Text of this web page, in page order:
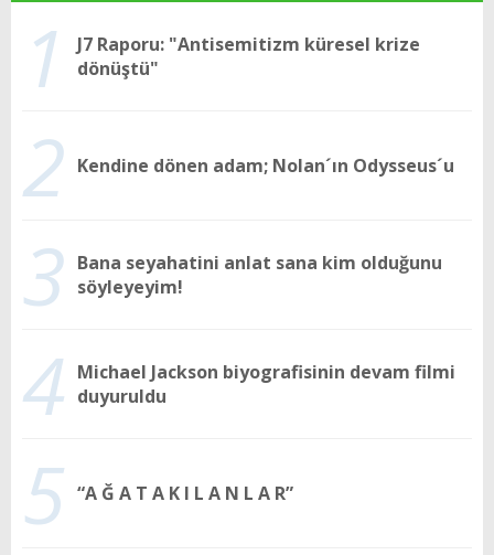
1
J7 Raporu: "Antisemitizm küresel krize
dönüştü"
2 Kendine dönen adam; Nolan´ın Odysseus´u
3 Bana seyahatini anlat sana kim olduğunu
söyleyeyim!
4 Michael Jackson biyografisinin devam filmi
duyuruldu
5 “A Ğ A T A K I L A N L A R”